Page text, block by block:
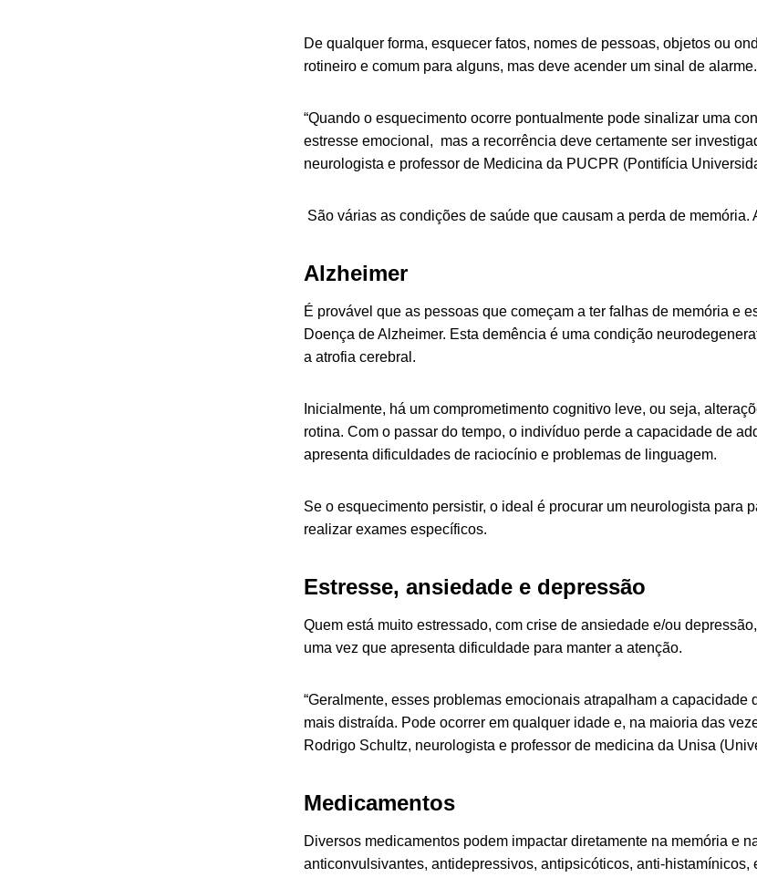
De qualquer forma, esquecer fatos, nomes de pessoas, objetos ou
rotineiro e comum para alguns, mas deve acender um sinal de alarme.
“Quando o esquecimento ocorre pontualmente pode sinalizar uma
estresse emocional, mas a recorrência deve certamente ser
neurologista e professor de Medicina da PUCPR (Pontifícia
São várias as condições de saúde que causam a perda de memória.
Alzheimer
É provável que as pessoas que começam a ter falhas de memória e
Doença de Alzheimer. Esta demência é uma condição
a atrofia cerebral.
Inicialmente, há um comprometimento cognitivo leve, ou seja,
rotina. Com o passar do tempo, o indivíduo perde a capacidade de
apresenta dificuldades de raciocínio e problemas de linguagem.
Se o esquecimento persistir, o ideal é procurar um neurologista para
realizar exames específicos.
Estresse, ansiedade e depressão
Quem está muito estressado, com crise de ansiedade e/ou
uma vez que apresenta dificuldade para manter a atenção.
“Geralmente, esses problemas emocionais atrapalham a capacidade
mais distraída. Pode ocorrer em qualquer idade e, na maioria das
Rodrigo Schultz, neurologista e professor de medicina da Unisa
Medicamentos
Diversos medicamentos podem impactar diretamente na memória e
anticonvulsivantes, antidepressivos, antipsicóticos, anti-histamínicos,